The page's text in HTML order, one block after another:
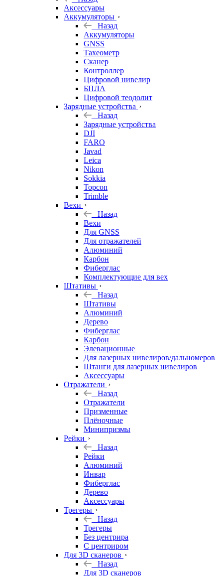
Аксессуары
Аккумуляторы
Назад
Аккумуляторы
GNSS
Тахеометр
Сканер
Контроллер
Цифровой нивелир
БПЛА
Цифровой теодолит
Зарядные устройства
Назад
Зарядные устройства
DJI
FARO
Javad
Leica
Nikon
Sokkia
Topcon
Trimble
Вехи
Назад
Вехи
Для GNSS
Для отражателей
Алюминий
Карбон
Фиберглас
Комплектующие для вех
Штативы
Назад
Штативы
Алюминий
Дерево
Фиберглас
Карбон
Элевационные
Для лазерных нивелиров/дальномеров
Штанги для лазерных нивелиров
Аксессуары
Отражатели
Назад
Отражатели
Призменные
Плёночные
Минипризмы
Рейки
Назад
Рейки
Алюминий
Инвар
Фиберглас
Дерево
Аксессуары
Трегеры
Назад
Трегеры
Без центрира
С центриром
Для 3D сканеров
Назад
Для 3D сканеров